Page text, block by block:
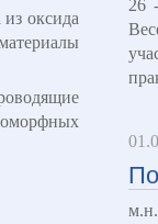
оксида
26